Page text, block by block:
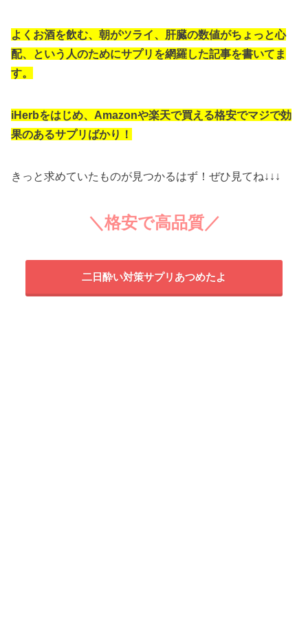
よくお酒を飲む、朝がツライ、肝臓の数値がちょっと心
配、という人のためにサプリを網羅した記事を書いてま
す。
iHerbをはじめ、Amazonや楽天で買える格安でマジで効
果のあるサプリばかり！
きっと求めていたものが見つかるはず！ぜひ見てね↓↓↓
＼格安で高品質／
二日酔い対策サプリあつめたよ